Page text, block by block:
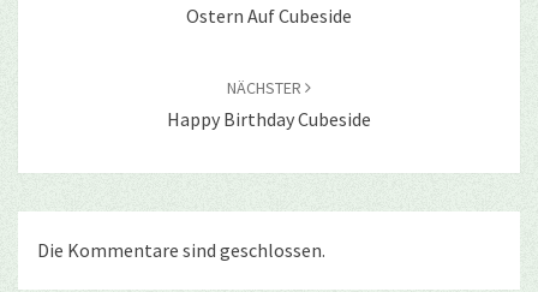
Ostern Auf Cubeside
NÄCHSTER
Happy Birthday Cubeside
Die Kommentare sind geschlossen.